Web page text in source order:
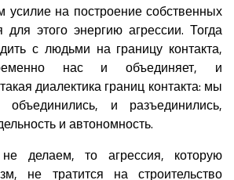
на построение собственных
для этого энергию агрессии. Тогда
с людьми на границу контакта,
нас и объединяет, и
диалектика границ контакта: мы
и разъединились,
и автономность.
делаем, то агрессия, которую
не тратится на строительство